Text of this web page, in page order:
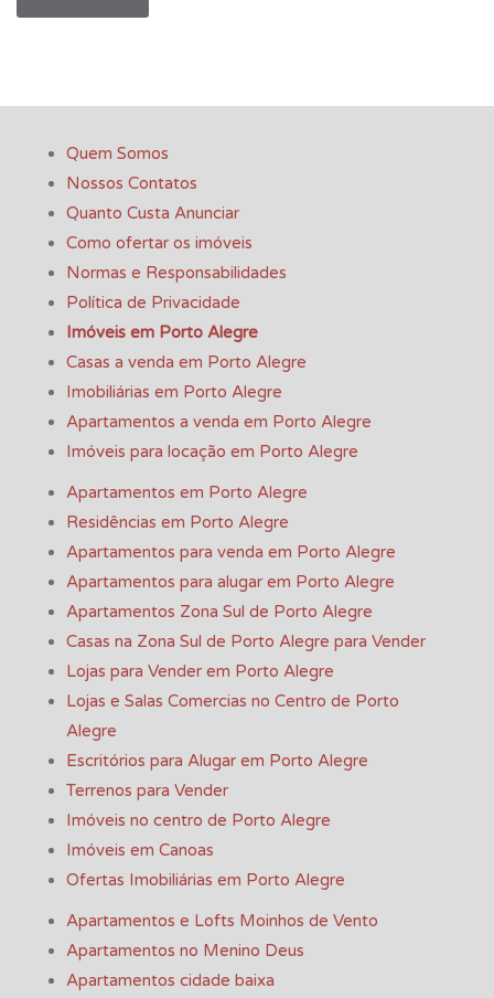
Quem Somos
Nossos Contatos
Quanto Custa Anunciar
Como ofertar os imóveis
Normas e Responsabilidades
Política de Privacidade
Imóveis em Porto Alegre
Casas a venda em Porto Alegre
Imobiliárias em Porto Alegre
Apartamentos a venda em Porto Alegre
Imóveis para locação em Porto Alegre
Apartamentos em Porto Alegre
Residências em Porto Alegre
Apartamentos para venda em Porto Alegre
Apartamentos para alugar em Porto Alegre
Apartamentos Zona Sul de Porto Alegre
Casas na Zona Sul de Porto Alegre para Vender
Lojas para Vender em Porto Alegre
Lojas e Salas Comercias no Centro de Porto
Alegre
Escritórios para Alugar em Porto Alegre
Terrenos para Vender
Imóveis no centro de Porto Alegre
Imóveis em Canoas
Ofertas Imobiliárias em Porto Alegre
Apartamentos e Lofts Moinhos de Vento
Apartamentos no Menino Deus
Apartamentos cidade baixa